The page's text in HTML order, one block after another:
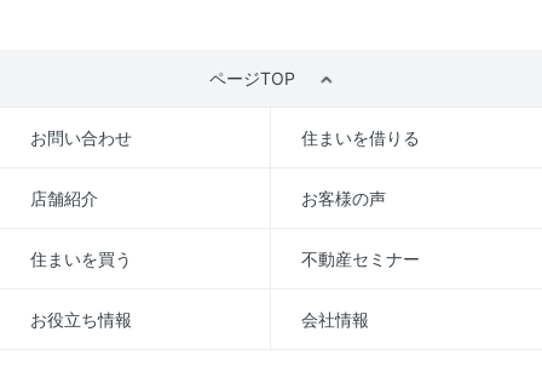
ページTOP
お問い合わせ 住まいを借りる
店舗紹介 お客様の声
住まいを買う 不動産セミナー
お役立ち情報 会社情報